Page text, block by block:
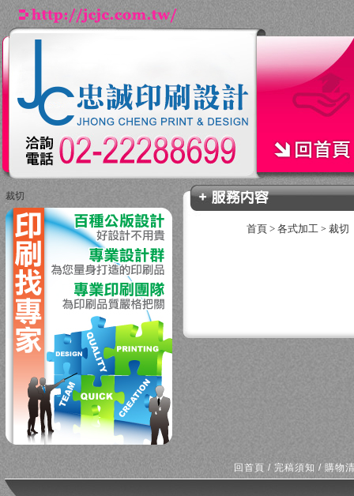
裁切
首頁 >各式加工 >裁切
回首頁 /完稿須知 /購物